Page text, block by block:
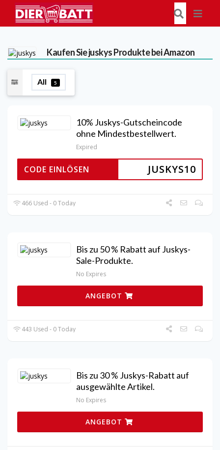
Kaufen Sie juskys Produkte bei Amazon
All 5
10% Juskys-Gutscheincode
ohne Mindestbestellwert.
Expired
JUSKYS10
CODE EINLÖSEN
466 Used - 0 Today
Bis zu 50 % Rabatt auf Juskys-
Sale-Produkte.
No Expires
ANGEBOT
443 Used - 0 Today
Bis zu 30 % Juskys-Rabatt auf
ausgewählte Artikel.
No Expires
ANGEBOT